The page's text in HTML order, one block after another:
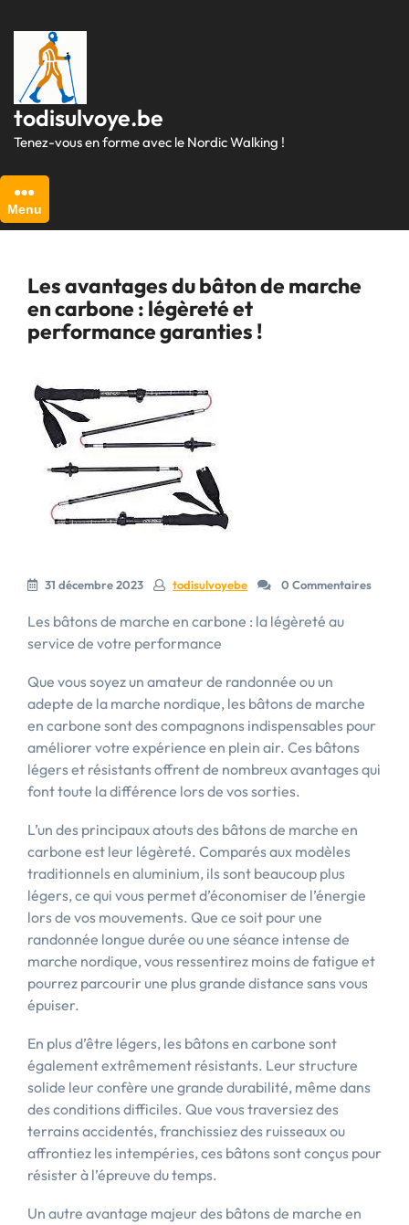
au
contenu
todisulvoye.be
Tenez-vous en forme avec le Nordic Walking !
Menu
Les avantages du bâton de marche
en carbone : légèreté et
performance garanties !
31 décembre 2023 todisulvoyebe 0 Commentaires
Les bâtons de marche en carbone : la légèreté au
service de votre performance
Que vous soyez un amateur de randonnée ou un
adepte de la marche nordique, les bâtons de marche
en carbone sont des compagnons indispensables pour
améliorer votre expérience en plein air. Ces bâtons
légers et résistants offrent de nombreux avantages qui
font toute la différence lors de vos sorties.
L’un des principaux atouts des bâtons de marche en
carbone est leur légèreté. Comparés aux modèles
traditionnels en aluminium, ils sont beaucoup plus
légers, ce qui vous permet d’économiser de l’énergie
lors de vos mouvements. Que ce soit pour une
randonnée longue durée ou une séance intense de
marche nordique, vous ressentirez moins de fatigue et
pourrez parcourir une plus grande distance sans vous
épuiser.
En plus d’être légers, les bâtons en carbone sont
également extrêmement résistants. Leur structure
solide leur confère une grande durabilité, même dans
des conditions difficiles. Que vous traversiez des
terrains accidentés, franchissiez des ruisseaux ou
affrontiez les intempéries, ces bâtons sont conçus pour
résister à l’épreuve du temps.
Un autre avantage majeur des bâtons de marche en